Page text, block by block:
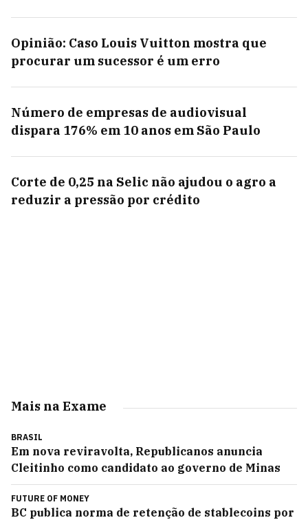
Opinião: Caso Louis Vuitton mostra que
procurar um sucessor é um erro
Número de empresas de audiovisual
dispara 176% em 10 anos em São Paulo
Corte de 0,25 na Selic não ajudou o agro a
reduzir a pressão por crédito
Mais na Exame
BRASIL
Em nova reviravolta, Republicanos anuncia
Cleitinho como candidato ao governo de Minas
FUTURE OF MONEY
BC publica norma de retenção de stablecoins por